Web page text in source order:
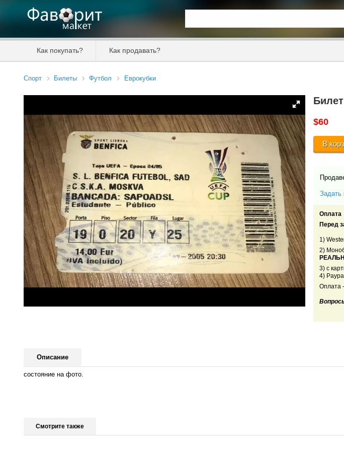
Как покупать? Как продавать?
Спорт Билеты Футбол Еврокубки
$60
В
Задать
Оплата
Перед
1)
2)
3) с
4)
Оплата
Описание
состояние на фото.
Смотрите также